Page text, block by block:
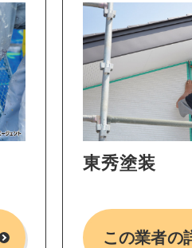
東秀塗装
この業者の